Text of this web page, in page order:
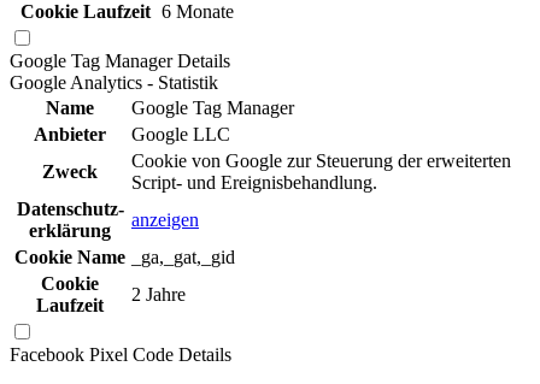
Cookie Laufzeit 6 Monate
Google Tag Manager Details
Google Analytics - Statistik
Name
Google Tag Manager
Anbieter
Google LLC
Zweck
Cookie von Google zur Steuerung der erweiterten
Script- und Ereignisbehandlung.
Daten­schutz­
erklä­rung
anzeigen
Cookie Name
_ga,_gat,_gid
Cookie
Laufzeit
2 Jahre
Facebook Pixel Code Details